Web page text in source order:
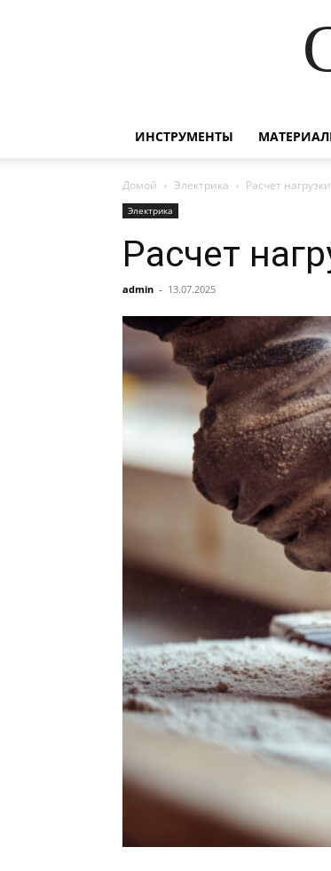
ИНСТРУМЕНТЫ
Домой Электрика Расчет
Электрика
Расчет
admin - 13.07.2025